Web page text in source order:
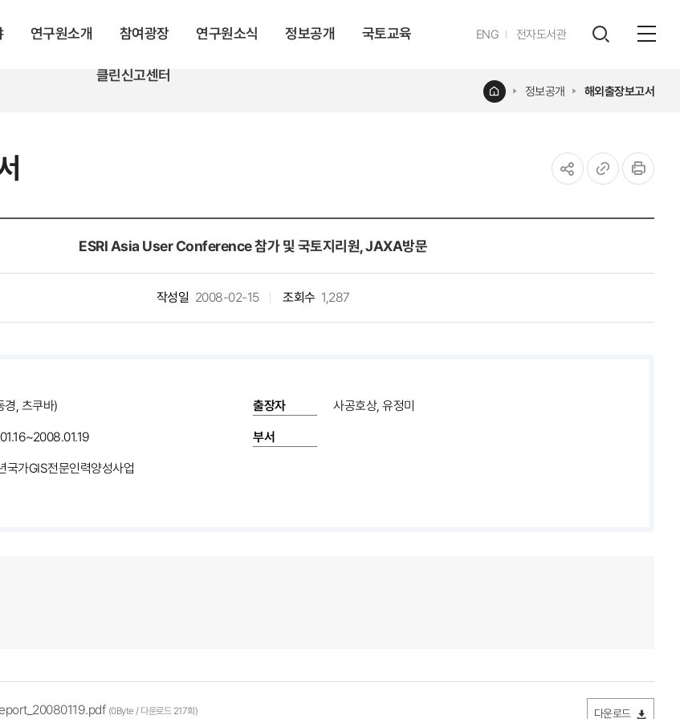
연구원소개 참여광장 연구원소식 정보공개 국토교육
클린신고센터
ENG영문전자도서관
레이어
홈 정보공개 해외출장보고서
ESRI Asia User Conference 참가 및 국토지리원, JAXA방문
작성일 2008-02-15 조회수 1,287
경, 츠쿠바) 출장자 사공호상, 유정미
부서
국가GIS전문인력양성사업
(0Byte / 다운로드 217회) 다운로드